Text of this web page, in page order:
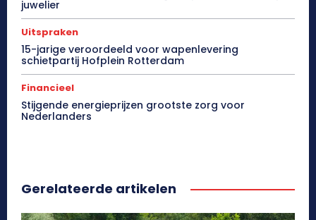
juwelier
Uitspraken
15-jarige veroordeeld voor wapenlevering
schietpartij Hofplein Rotterdam
Financieel
Stijgende energieprijzen grootste zorg voor
Nederlanders
Gerelateerde artikelen